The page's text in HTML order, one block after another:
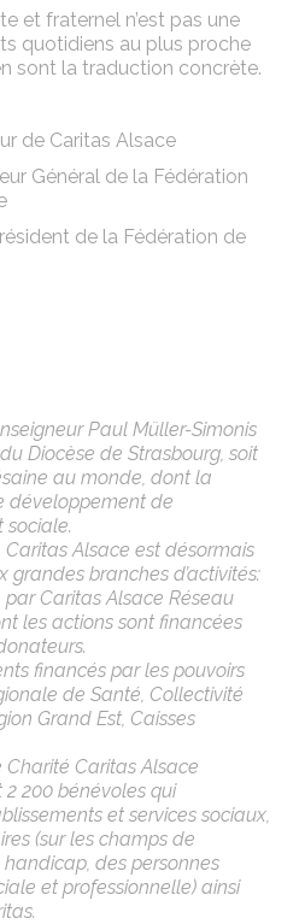
et fraternel n’est pas une
quotidiens au plus proche
sont la traduction concrète.
de Caritas Alsace
Général de la Fédération
de la Fédération de
Paul Müller-Simonis
Diocèse de Strasbourg, soit
au monde, dont la
développement de
sociale.
Alsace est désormais
branches d’activités:
par Caritas Alsace Réseau
les actions sont financées
financés par les pouvoirs
de Santé, Collectivité
Grand Est, Caisses
Charité Caritas Alsace
200 bénévoles qui
et services sociaux,
(sur les champs de
des personnes
et professionnelle) ainsi